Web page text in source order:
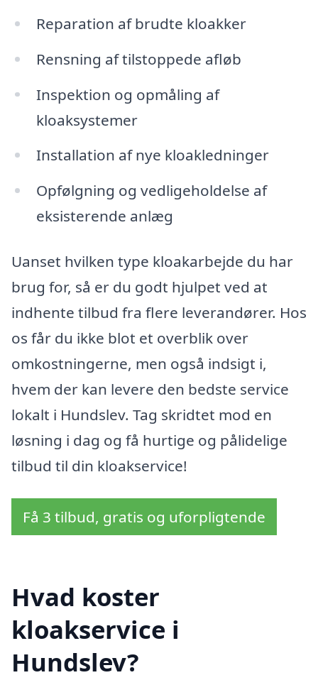
Reparation af brudte kloakker
Rensning af tilstoppede afløb
Inspektion og opmåling af
kloaksystemer
Installation af nye kloakledninger
Opfølgning og vedligeholdelse af
eksisterende anlæg
Uanset hvilken type kloakarbejde du har
brug for, så er du godt hjulpet ved at
indhente tilbud fra flere leverandører. Hos
os får du ikke blot et overblik over
omkostningerne, men også indsigt i,
hvem der kan levere den bedste service
lokalt i Hundslev. Tag skridtet mod en
løsning i dag og få hurtige og pålidelige
tilbud til din kloakservice!
Få 3 tilbud, gratis og uforpligtende
Hvad koster
kloakservice i
Hundslev?